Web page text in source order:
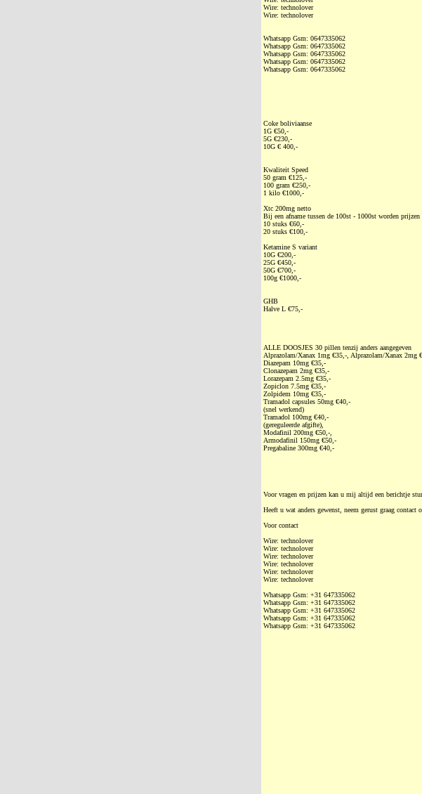
Wire: technolover
Wire: technolover
Whatsapp Gsm: ‭0647335062
Whatsapp Gsm: ‭0647335062
Whatsapp Gsm: ‭0647335062
Whatsapp Gsm: ‭0647335062
Whatsapp Gsm: ‭0647335062
Coke boliviaanse
1G €50,-
5G €230,-
10G € 400,-
Kwaliteit Speed
50 gram €125,-
100 gram €250,-
1 kilo €1000,-
Xtc 200mg netto
Bij een afname tussen de 100st - 1000st worden prijzen
10 stuks €60,-
20 stuks €100,-
Ketamine S variant
10G €200,-
25G €450,-
50G €700,-
100g €1000,-
GHB
Halve L €75,-
ALLE DOOSJES 30 pillen tenzij anders aangegeven
Alprazolam/Xanax 1mg €35,-, Alprazolam/Xanax 2mg
Diazepam 10mg €35,-
Clonazepam 2mg €35,-
Lorazepam 2.5mg €35,-
Zopiclon 7.5mg €35,-
Zolpidem 10mg €35,-
Tramadol capsules 50mg €40,-
(snel werkend)
Tramadol 100mg €40,-
(gereguleerde afgifte),
Modafinil 200mg €50,-,
Armodafinil 150mg €50,-
Pregabaline 300mg €40,-
Voor vragen en prijzen kan u mij altijd een berichtje
Heeft u wat anders gewenst, neem gerust graag contact
Voor contact
Wire: technolover
Wire: technolover
Wire: technolover
Wire: technolover
Wire: technolover
Wire: technolover
Whatsapp Gsm: ‭+31 647335062
Whatsapp Gsm: ‭+31 647335062
Whatsapp Gsm: ‭+31 647335062
Whatsapp Gsm: ‭+31 647335062
Whatsapp Gsm: ‭+31 647335062